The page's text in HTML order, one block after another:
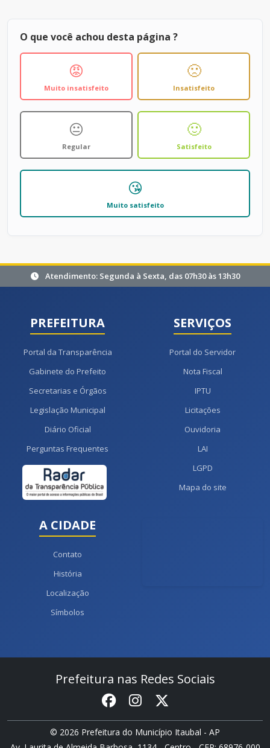
O que você achou desta página ?
😡
Muito insatisfeito
🙁
Insatisfeito
😐
Regular
🙂
Satisfeito
😘
Muito satisfeito
Atendimento: Segunda à Sexta, das 07h30 às 13h30
PREFEITURA
Portal da Transparência
Gabinete do Prefeito
Secretarias e Órgãos
Legislação Municipal
Diário Oficial
Perguntas Frequentes
SERVIÇOS
Portal do Servidor
Nota Fiscal
IPTU
Licitações
Ouvidoria
LAI
LGPD
Mapa do site
A CIDADE
Contato
História
Localização
Símbolos
Prefeitura nas Redes Sociais
© 2026 Prefeitura do Município Itaubal - AP